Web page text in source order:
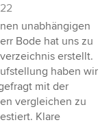
unabhängigen
Bode hat uns zu
erstellt.
haben wir
mit der
vergleichen zu
Klare